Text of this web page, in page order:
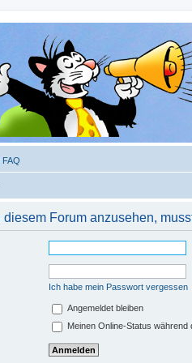
FAQ
diesem Forum anzusehen,
Ich habe mein Passwort vergessen
Angemeldet bleiben
Meinen Online-Status